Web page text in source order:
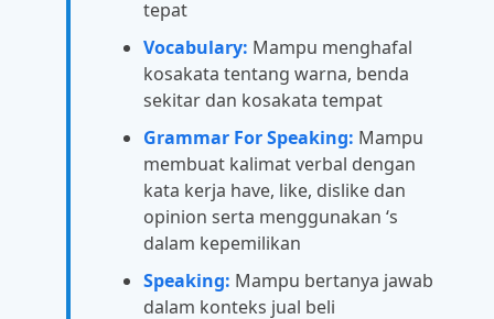
tepat
Vocabulary: Mampu menghafal
kosakata tentang warna, benda
sekitar dan kosakata tempat
Grammar For Speaking: Mampu
membuat kalimat verbal dengan
kata kerja have, like, dislike dan
opinion serta menggunakan ‘s
dalam kepemilikan
Speaking: Mampu bertanya jawab
dalam konteks jual beli